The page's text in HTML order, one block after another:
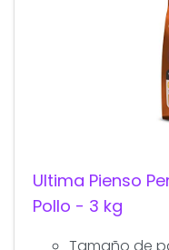
Ultima Pienso
Pollo - 3 kg
Tamaño de